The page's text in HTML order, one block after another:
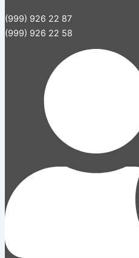
(999) 926 22 87
(999) 926 22 58